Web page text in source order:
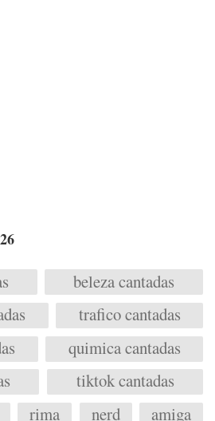
beleza cantadas
trafico cantadas
quimica cantadas
tiktok cantadas
rima nerd amiga